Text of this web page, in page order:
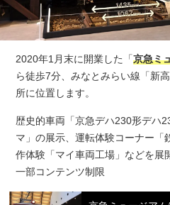
2020年1月末に開業した「京急ミ
ら徒歩7分、みなとみらい線「新
所に位置します。
歴史的車両「京急デハ230形デハ
マ」の展示、運転体験コーナー「
作体験「マイ車両工場」などを
一部コンテンツ制限